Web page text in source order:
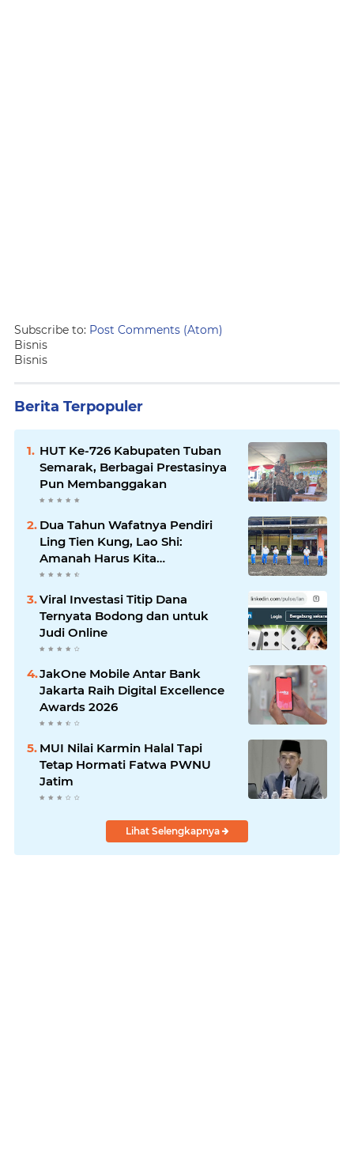
Subscribe to: Post Comments (Atom)
Bisnis
Bisnis
Berita Terpopuler
HUT Ke-726 Kabupaten Tuban
Semarak, Berbagai Prestasinya
Pun Membanggakan
Dua Tahun Wafatnya Pendiri
Ling Tien Kung, Lao Shi:
Amanah Harus Kita
Laksanakan!
Viral Investasi Titip Dana
Ternyata Bodong dan untuk
Judi Online
JakOne Mobile Antar Bank
Jakarta Raih Digital Excellence
Awards 2026
MUI Nilai Karmin Halal Tapi
Tetap Hormati Fatwa PWNU
Jatim
Lihat Selengkapnya